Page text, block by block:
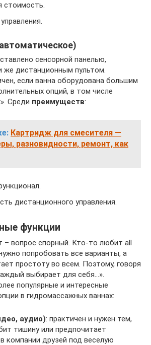
стоимость.
сенсорной панелью,
же дистанционным пультом.
если ванна оборудована большим
опций, в том числе
Среди преимуществ:
Картридж для смесителя —
разновидности, ремонт, как
дистанционного управления.
функции
– вопрос спорный. Кто-то любит all
попробовать все варианты, а
простоту во всем. Поэтому, говоря
выбирает для себя…».
популярные и интересные
в гидромассажных ваннах:
аудио): практичен и нужен тем,
тишину или предпочитает
компании друзей под веселую